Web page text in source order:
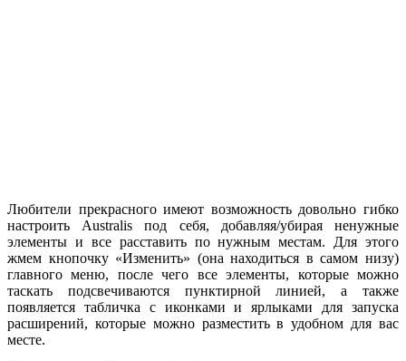
Любители прекрасного имеют возможность довольно гибко
настроить Australis под себя, добавляя/убирая ненужные
элементы и все расставить по нужным местам. Для этого
жмем кнопочку «Изменить» (она находиться в самом низу)
главного меню, после чего все элементы, которые можно
таскать подсвечиваются пунктирной линией, а также
появляется табличка с иконками и ярлыками для запуска
расширений, которые можно разместить в удобном для вас
месте.